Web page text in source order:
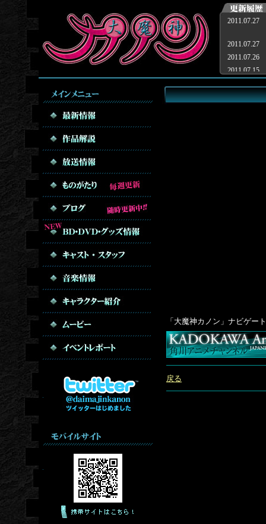
「大魔神カノン」ナビゲ
戻る